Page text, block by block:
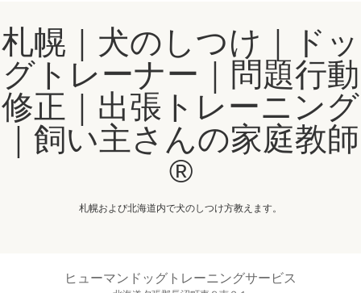
札幌｜犬のしつけ｜ドッ
グトレーナー｜問題行動
修正｜出張トレーニング
｜飼い主さんの家庭教師
®️
札幌および北海道内で犬のしつけ方教えます。
ヒューマンドッグトレーニングサービス